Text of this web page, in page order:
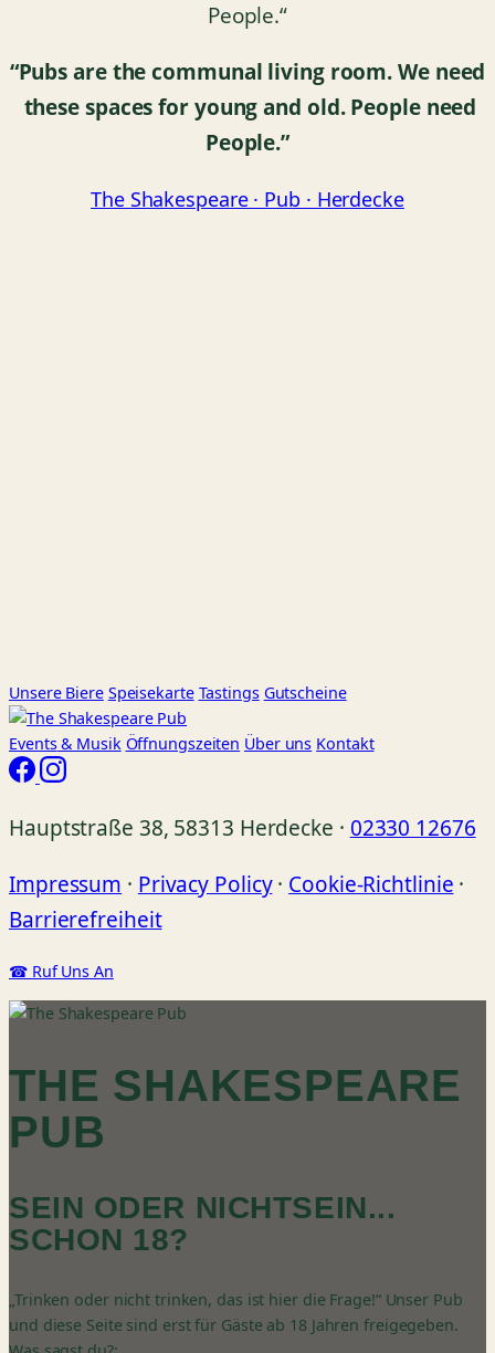
People.“
“Pubs are the communal living room.We need
these spaces for young and old.People need
People.”
The Shakespeare · Pub · Herdecke
Unsere Biere Speisekarte Tastings Gutscheine
Events& Musik Öffnungszeiten Über uns Kontakt
Hauptstraße 38, 58313 Herdecke · 02330 12676
Impressum · Privacy Policy· Cookie-Richtlinie ·
Barrierefreiheit
☎ Ruf Uns An
THE SHAKESPEARE
PUB
SEIN ODER NICHTSEIN...
SCHON 18?
„Trinken oder nicht trinken, das ist hier die Frage!“ Unser Pub
und diese Seite sind erst für Gäste ab 18 Jahren freigegeben.